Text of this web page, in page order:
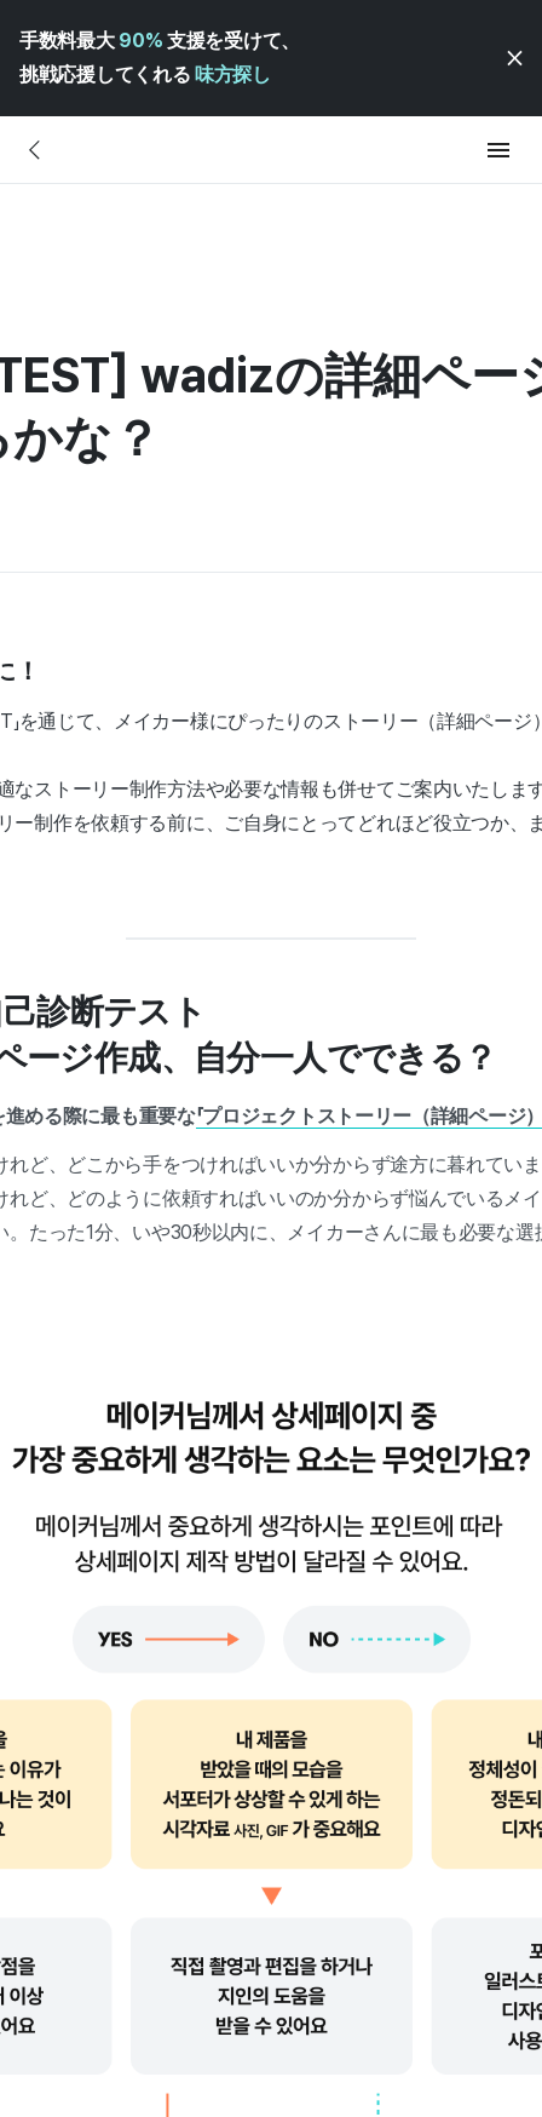
手数料最大 90% 支援を受けて、
挑戦応援してくれる 味方探し
wadizの詳細ペー
な？
！
」を通じて、メイカー様にぴったりのストーリー（詳細ペー
なストーリー制作方法や必要な情報も併せてご案内いたしま
ー制作を依頼する前に、ご自身にとってどれほど役立つか、
診断テスト
ージ作成、自分一人でできる？
める際に最も重要な「プロジェクトストーリー（詳細ページ）
れど、どこから手をつければいいか分からず途方に暮れてい
れど、どのように依頼すればいいのか分からず悩んでいるメ
。たった1分、いや30秒以内に、メイカーさんに最も必要な